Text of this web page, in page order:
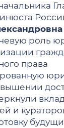
роль
права
и